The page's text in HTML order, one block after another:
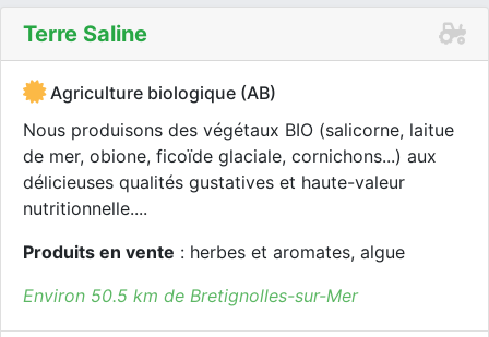
Terre Saline
Agriculture biologique (AB)
Nous produisons des végétaux BIO (salicorne, laitue
de mer, obione, ficoïde glaciale, cornichons...) aux
délicieuses qualités gustatives et haute-valeur
nutritionnelle....
Produits en vente : herbes et aromates, algue
Environ 50.5 km de Bretignolles-sur-Mer